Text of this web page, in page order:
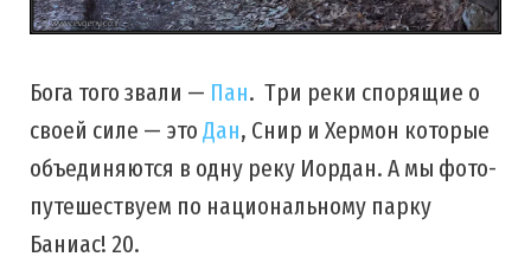
Бога того звали — Пан. Три реки спорящие о
своей силе — этоДан, Снир и Хермон которые
объединяются в одну реку Иордан. А мы фото-
путешествуем по национальному парку
Баниас! 20.